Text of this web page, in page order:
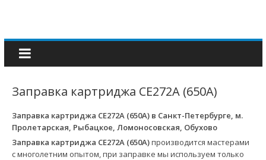
Заправка картриджа CE272A (650A)
Заправка картриджа CE272A (650A) в Санкт-Петербурге, м.
Пролетарская, Рыбацкое, Ломоносовская, Обухово
Заправка картриджа CE272A (650A)производится мастерами
с многолетним опытом, при заправке мы используем только